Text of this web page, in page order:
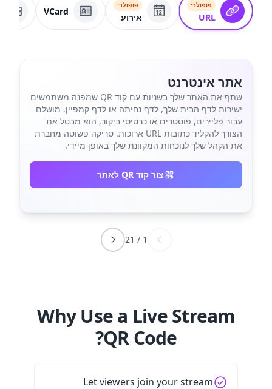
פופולרי
URL
פופולרי
אירוע
VCard
אתר אינטרנט
שתף את האתר שלך בשניות עם קוד QR שמפנה משתמשים
ישירות לדף הבית שלך, לדף נחיתה או לדף קמפיין. מושלם
עבור פליירים, פוסטרים או כרטיסי ביקור, הוא מבטל את
הצורך להקליד כתובות URL ארוכות. סריקה פשוטה מחברת
את הקהל שלך לנוכחות המקוונת שלך באופן מיידי.
צור קוד QR לאתר
1
/
21
Why Use a Live Stream
QR Code?
Let viewers join your stream